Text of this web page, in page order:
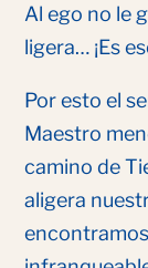
Al ego no le
ligera… ¡Es
Por esto el
Maestro
camino de
aligera